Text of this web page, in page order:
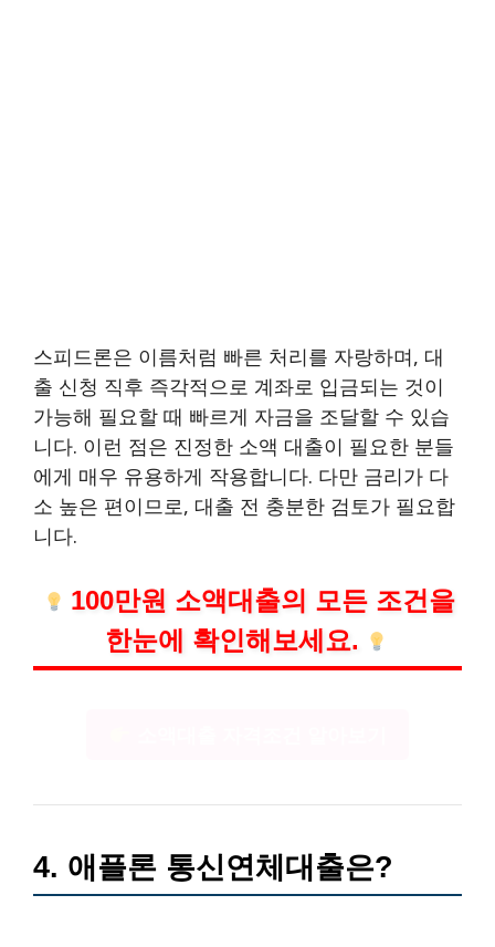
스피드론은 이름처럼 빠른 처리를 자랑하며, 대
출 신청 직후 즉각적으로 계좌로 입금되는 것이
가능해 필요할 때 빠르게 자금을 조달할 수 있습
니다. 이런 점은 진정한 소액 대출이 필요한 분들
에게 매우 유용하게 작용합니다. 다만 금리가 다
소 높은 편이므로, 대출 전 충분한 검토가 필요합
니다.
100만원 소액대출의 모든 조건을
한눈에 확인해보세요.
4. 애플론 통신연체대출은?